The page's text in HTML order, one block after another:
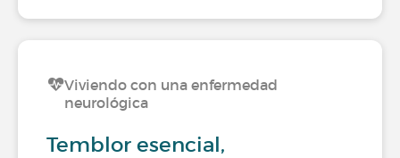
Viviendo con una enfermedad
neurológica
Temblor esencial,